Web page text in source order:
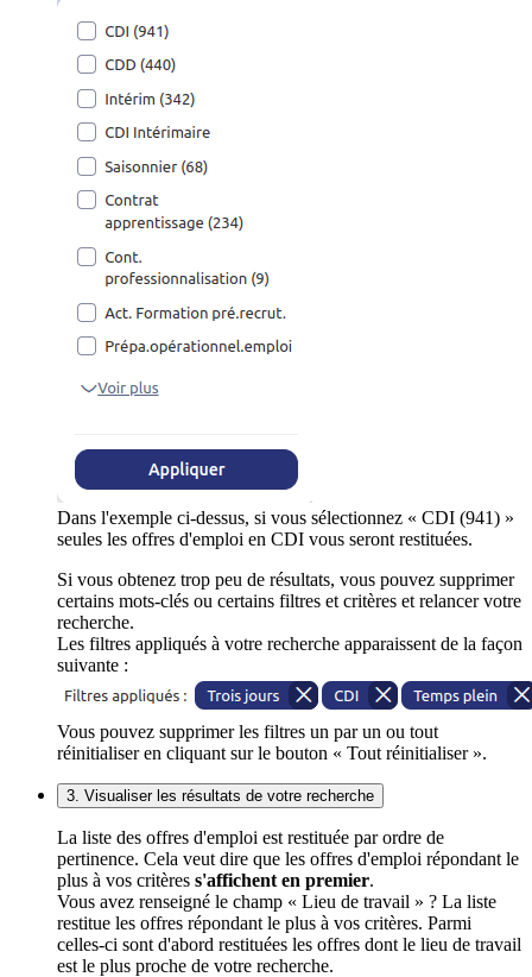
Dans l'exemple ci-dessus, si vous sélectionnez « CDI (941) »
seules les offres d'emploi en CDI vous seront restituées.
Si vous obtenez trop peu de résultats, vous pouvez supprimer
certains mots-clés ou certains filtres et critères et relancer votre
recherche.
Les filtres appliqués à votre recherche apparaissent de la façon
suivante :
Vous pouvez supprimer les filtres un par un ou tout
réinitialiser en cliquant sur le bouton « Tout réinitialiser ».
3. Visualiser les résultats de votre recherche
La liste des offres d'emploi est restituée par ordre de
pertinence. Cela veut dire que les offres d'emploi répondant le
plus à vos critères s'affichent en premier.
Vous avez renseigné le champ « Lieu de travail » ? La liste
restitue les offres répondant le plus à vos critères. Parmi
celles-ci sont d'abord restituées les offres dont le lieu de travail
est le plus proche de votre recherche.